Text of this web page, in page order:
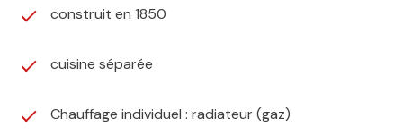
construit en 1850
cuisine séparée
Chauffage individuel : radiateur (gaz)